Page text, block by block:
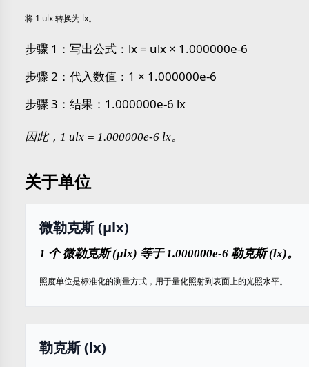
将 1 ulx 转换为 lx。
步骤 1：写出公式：lx = ulx × 1.000000e-6
步骤 2：代入数值：1 × 1.000000e-6
步骤 3：结果：1.000000e-6 lx
因此，1 ulx = 1.000000e-6 lx。
关于单位
微勒克斯 (µlx)
1 个 微勒克斯 (µlx) 等于 1.000000e-6 勒克斯 (lx)。
照度单位是标准化的测量方式，用于量化照射到表面上的光照水平。
勒克斯 (lx)